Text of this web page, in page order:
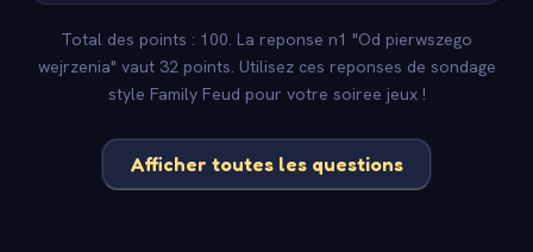
Total des points : 100. La reponse n1 "Od pierwszego
wejrzenia" vaut 32 points. Utilisez ces reponses de sondage
style Family Feud pour votre soiree jeux !
Afficher toutes les questions